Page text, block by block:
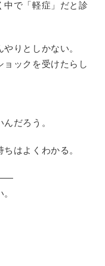
中で「軽症」だと診
りとしかない。
ョックを受けたらし
だろう。
はよくわかる。
――